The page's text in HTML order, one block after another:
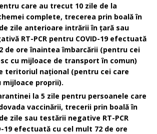
care au trecut 10 zile de la
complete, trecerea prin boală în
zile anterioare intrării în țară sau
RT-PCR pentru COVID-19 efectuată
de ore înaintea îmbarcării (pentru cei
cu mijloace de transport în comun)
teritoriul național (pentru cei care
mijloace proprii).
la 5 zile pentru persoanele care
vaccinării, trecerii prin boală în
zile sau testării negative RT-PCR
19 efectuată cu cel mult 72 de ore